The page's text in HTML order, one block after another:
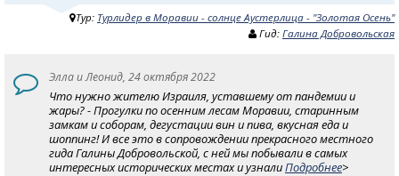
Тур: Турлидер в Моравии - солнце Аустерлица - "Золотая Осень"
Гид: Галина Добровольская
Элла и Леонид, 24 октября 2022
Что нужно жителю Израиля, уставшему от пандемии и
жары? - Прогулки по осенним лесам Моравии, старинным
замкам и соборам, дегустации вин и пива, вкусная еда и
шоппинг! И все это в сопровождении прекрасного местного
гида Галины Добровольской, с ней мы побывали в самых
интересных исторических местах и узналиПодробнее>